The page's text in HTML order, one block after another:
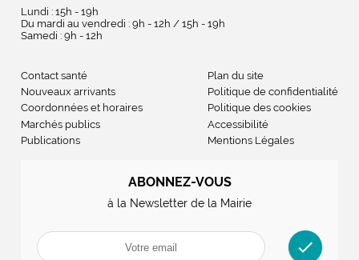
Lundi : 15h - 19h
Du mardi au vendredi : 9h - 12h / 15h - 19h
Samedi : 9h - 12h
Contact santé
Nouveaux arrivants
Coordonnées et horaires
Marchés publics
Publications
Plan du site
Politique de confidentialité
Politique des cookies
Accessibilité
Mentions Légales
ABONNEZ-VOUS
à la Newsletter de la Mairie
check